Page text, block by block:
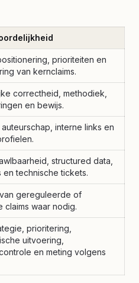
prioriteiten en
van kernclaims.
correctheid, methodiek,
en bewijs.
interne links en
structured data,
en technische tickets.
gereguleerde of
claims waar nodig.
prioritering,
uitvoering,
en meting volgens